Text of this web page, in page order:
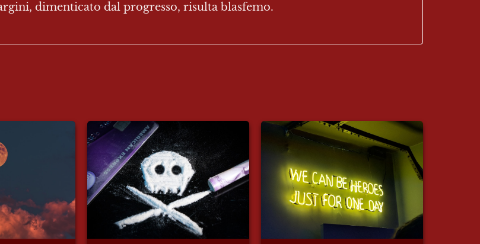
dimenticato dal progresso, risulta blasfemo.
(o la
Santa Ketamina
Frammento di un’epica
provinciale